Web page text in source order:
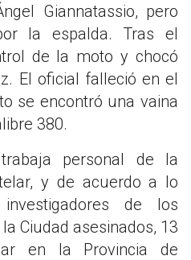
Giannatassio, pero
la espalda. Tras el
de la moto y chocó
El oficial falleció en el
se encontró una vaina
380.
personal de la
y de acuerdo a lo
de los
Ciudad asesinados, 13
en la Provincia de